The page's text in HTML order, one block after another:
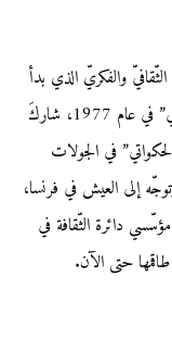
والفكريّ الذي بدأ
في بدايات السبعينيّات. انضمّ حمّاد إلى فرقة “الحكواتي” في عام 1977، شاركَ
في الجولات
تركَ الفرقة وتوجّه إلى العيش في فرنسا،
دائرة الثّقافة في
حتى الآن.